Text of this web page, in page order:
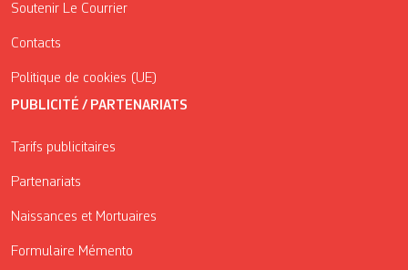
Soutenir Le Courrier
Contacts
Politique de cookies (UE)
PUBLICITÉ / PARTENARIATS
Tarifs publicitaires
Partenariats
Naissances et Mortuaires
Formulaire Mémento